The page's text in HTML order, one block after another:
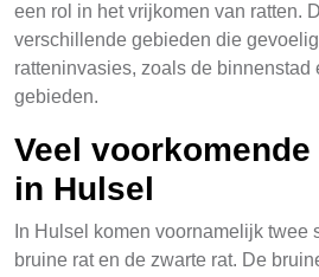
een rol in het vrijkomen van ratten.
verschillende gebieden die
ratteninvasies, zoals de binnenstad
gebieden.
Veel
in Hulsel
In Hulsel komen voornamelijk twee
bruine rat en de zwarte rat. De